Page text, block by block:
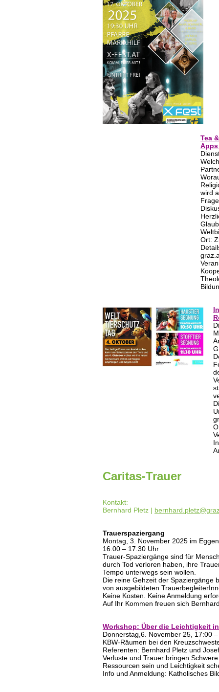
Tea
wird
Ort:
Caritas-Trauer
Kontakt:
Bernhard Pletz |
Trauerspaziergang
Montag, 3. November 2025 im
16:00 – 17:30 Uhr
Trauer-Spaziergänge sind für
durch Tod verloren haben, ihre
Tempo unterwegs sein wollen.
Die reine Gehzeit der Spaziergänge
von ausgebildeten
Keine Kosten. Keine Anmeldung
Auf Ihr Kommen freuen sich
Workshop: Über die Leichtigkeit
Donnerstag,6. November 25, 17:00
KBW-Räumen bei den
Referenten: Bernhard Pletz und
Verluste und Trauer bringen
Ressourcen sein und Leichtigkeit
Info und Anmeldung: Katholisches